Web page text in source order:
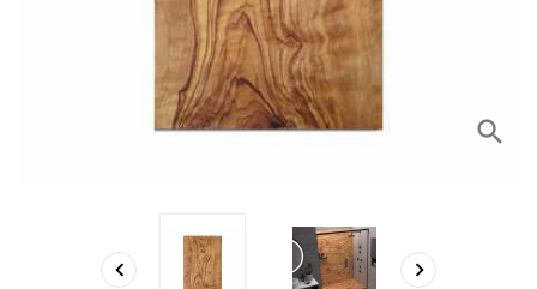
search
 